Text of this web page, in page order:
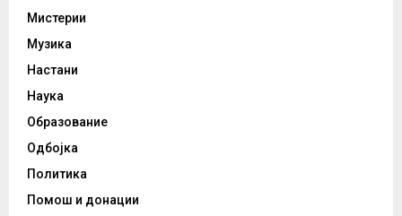
Мистерии
Музика
Настани
Наука
Образование
Одбојка
Политика
Помош и донации